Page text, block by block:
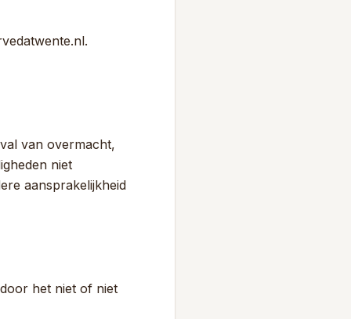
van overmacht,
niet
aansprakelijkheid
het niet of niet